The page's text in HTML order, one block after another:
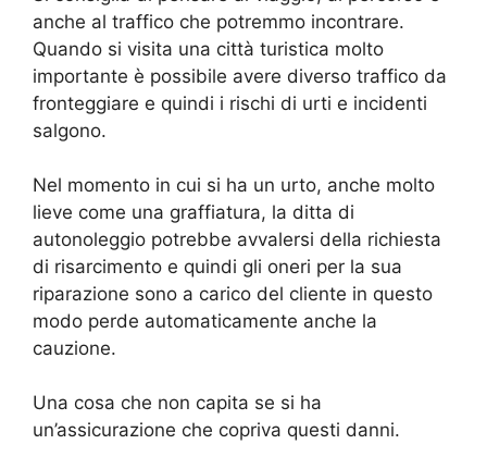
anche al traffico che potremmo incontrare.
Quando si visita una città turistica molto
importante è possibile avere diverso traffico da
fronteggiare e quindi i rischi di urti e incidenti
salgono.
Nel momento in cui si ha un urto, anche molto
lieve come una graffiatura, la ditta di
autonoleggio potrebbe avvalersi della richiesta
di risarcimento e quindi gli oneri per la sua
riparazione sono a carico del cliente in questo
modo perde automaticamente anche la
cauzione.
Una cosa che non capita se si ha
un’assicurazione che copriva questi danni.